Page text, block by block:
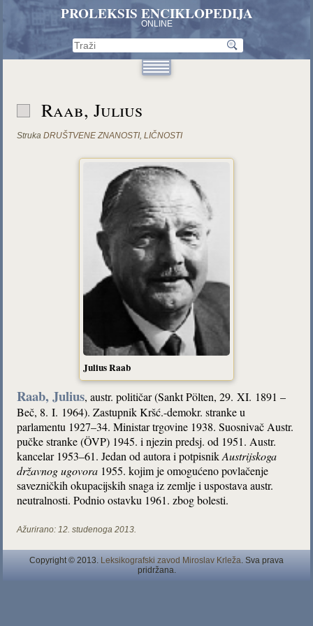
PROLEKSIS ENCIKLOPEDIJA
ONLINE
Raab, Julius
Struka DRUŠTVENE ZNANOSTI,LIČNOSTI
Julius Raab
Raab, Julius, austr. političar (Sankt Pölten, 29. XI. 1891 –
Beč, 8. I. 1964). Zastupnik Kršć.-demokr. stranke u
parlamentu 1927–34. Ministar trgovine 1938. Suosnivač Austr.
pučke stranke (ÖVP) 1945. i njezin predsj. od 1951. Austr.
kancelar 1953–61. Jedan od autora i potpisnikAustrijskoga
državnog ugovora 1955. kojim je omogućeno povlačenje
savezničkih okupacijskih snaga iz zemlje i uspostava austr.
neutralnosti. Podnio ostavku 1961. zbog bolesti.
Ažurirano: 12. studenoga 2013.
Copyright © 2013. Leksikografski zavod Miroslav Krleža. Sva prava
pridržana.